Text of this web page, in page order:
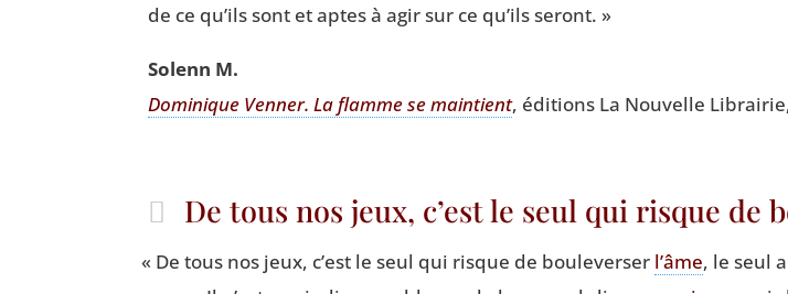
de ce qu’ils sont et aptes à agir sur ce qu’ils seront. »
Solenn M.
Domi­nique Ven­ner. La flamme se main­tient, édi­tions La Nou­velle
De tous nos jeux, c’est le seul qui risque de
« De tous nos jeux, c’est le seul qui risque de bou­le­ver­ser l’âme, le seul